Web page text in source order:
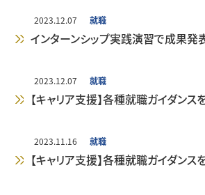
学部・学科・コース
2023.12.07 就職
インターンシップ実践演習で成果発
2023.12.07 就職
【キャリア支援】各種就職ガイダン
2023.11.16 就職
【キャリア支援】各種就職ガイダン